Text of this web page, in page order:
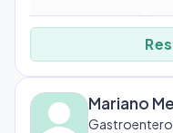
Mariano